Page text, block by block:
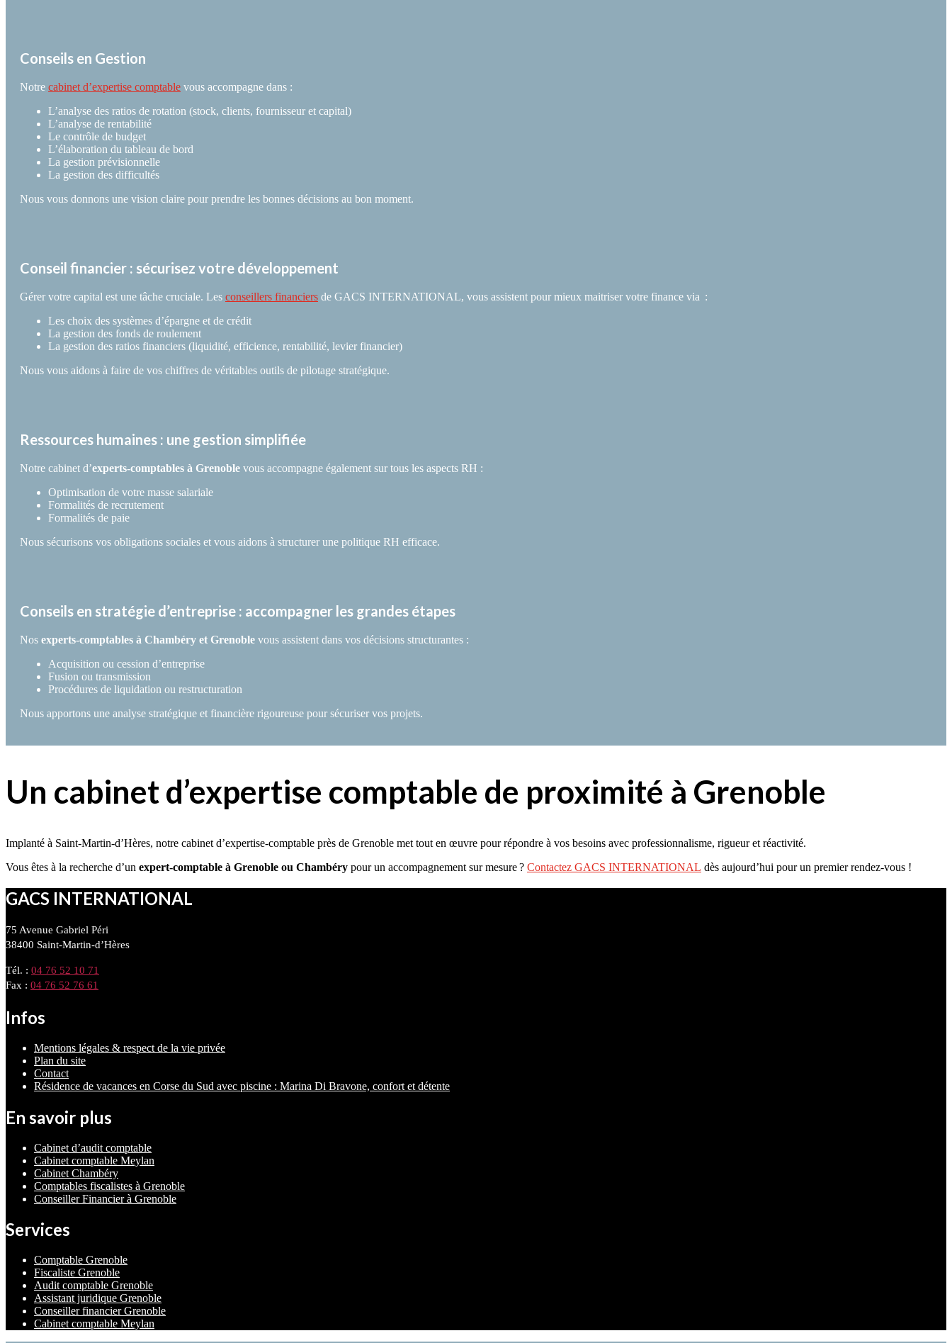
Conseils en Gestion
Notre cabinet d’expertise comptable vous accompagne dans :
L’analyse des ratios de rotation (stock, clients, fournisseur et capital)
L’analyse de rentabilité
Le contrôle de budget
L’élaboration du tableau de bord
La gestion prévisionnelle
La gestion des difficultés
Nous vous donnons une vision claire pour prendre les bonnes décisions au bon moment.
Conseil financier : sécurisez votre développement
Gérer votre capital est une tâche cruciale. Les conseillers financiers de GACS INTERNATIONAL, vous assistent pour mieux maitriser votre finance via :
Les choix des systèmes d’épargne et de crédit
La gestion des fonds de roulement
La gestion des ratios financiers (liquidité, efficience, rentabilité, levier financier)
Nous vous aidons à faire de vos chiffres de véritables outils de pilotage stratégique.
Ressources humaines : une gestion simplifiée
Notre cabinet d’experts-comptables à Grenoble vous accompagne également sur tous les aspects RH :
Optimisation de votre masse salariale
Formalités de recrutement
Formalités de paie
Nous sécurisons vos obligations sociales et vous aidons à structurer une politique RH efficace.
Conseils en stratégie d’entreprise : accompagner les grandes étapes
Nos experts-comptables à Chambéry et Grenoble vous assistent dans vos décisions structurantes :
Acquisition ou cession d’entreprise
Fusion ou transmission
Procédures de liquidation ou restructuration
Nous apportons une analyse stratégique et financière rigoureuse pour sécuriser vos projets.
Un cabinet d’expertise comptable de proximité à Grenoble
Implanté à Saint-Martin-d’Hères, notre cabinet d’expertise-comptable près de Grenoble met tout en œuvre pour répondre à vos besoins avec professionnalisme, rigueur et réactivité.
Vous êtes à la recherche d’un expert-comptable à Grenoble ou Chambéry pour un accompagnement sur mesure ? Contactez GACS INTERNATIONAL dès aujourd’hui pour un premier rendez-vous !
GACS INTERNATIONAL
75 Avenue Gabriel Péri
38400 Saint-Martin-d’Hères
Tél. : 04 76 52 10 71
Fax : 04 76 52 76 61
Infos
Mentions légales & respect de la vie privée
Plan du site
Contact
Résidence de vacances en Corse du Sud avec piscine : Marina Di Bravone, confort et détente
En savoir plus
Cabinet d’audit comptable
Cabinet comptable Meylan
Cabinet Chambéry
Comptables fiscalistes à Grenoble
Conseiller Financier à Grenoble
Services
Comptable Grenoble
Fiscaliste Grenoble
Audit comptable Grenoble
Assistant juridique Grenoble
Conseiller financier Grenoble
Cabinet comptable Meylan